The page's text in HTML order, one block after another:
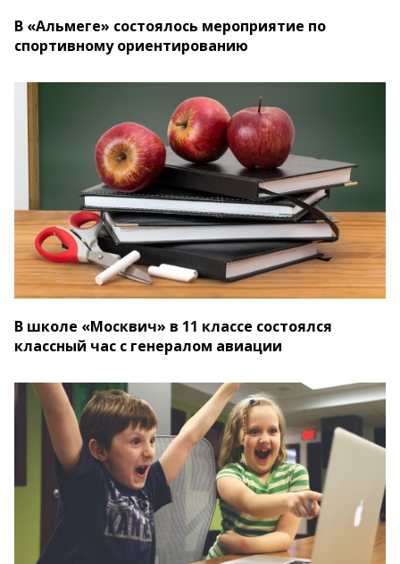
В «Альмеге» состоялось мероприятие по
спортивному ориентированию
В школе «Москвич» в 11 классе состоялся
классный час с генералом авиации